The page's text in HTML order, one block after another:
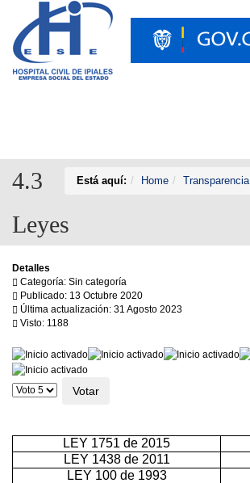
Está aquí: Home Transparencia
4.3
Leyes
Detalles
Categoría: Sin categoría
Publicado: 13 Octubre 2020
Última actualización: 31 Agosto 2023
Visto: 1188
Ratio:5/5
Por
favor,
LEY 1751 de 2015
LEY 1438 de 2011
LEY 100 de 1993